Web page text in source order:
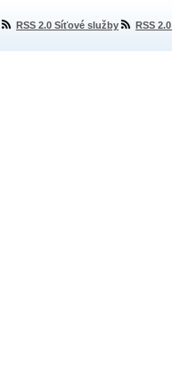
RSS 2.0 Síťové služby RSS